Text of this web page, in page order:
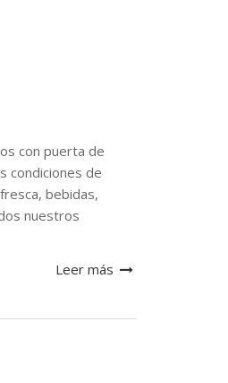
con puerta de
condiciones de
bebidas,
nuestros
Leer más